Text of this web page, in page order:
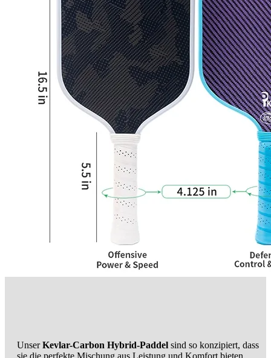
UnserKevlar-Carbon Hybrid-Paddel sind so konzipiert, dass